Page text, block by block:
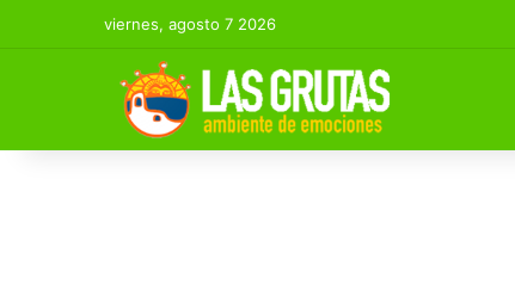
viernes, agosto 7 2026